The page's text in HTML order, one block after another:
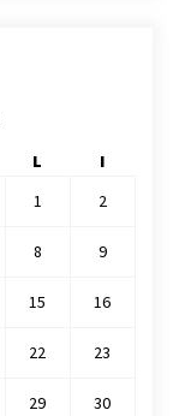
L
I
1
2
8 9
15 16
22 23
29 30